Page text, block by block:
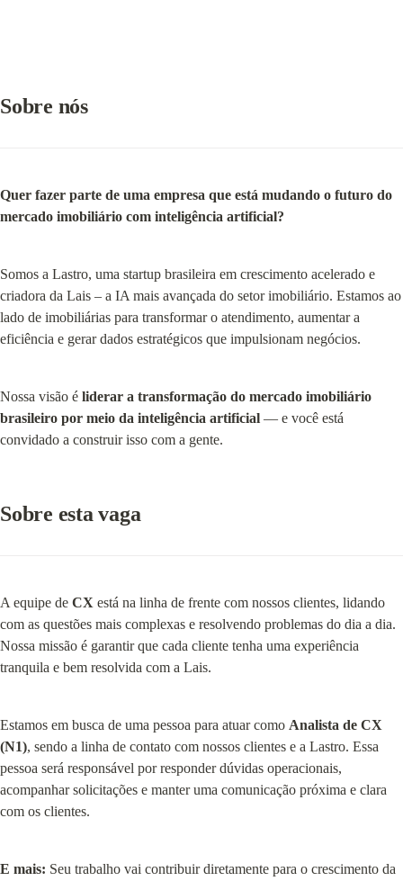
Sobre nós
Quer fazer parte de uma empresa que está mudando o futuro do
mercado imobiliário com inteligência artificial?
Somos a Lastro, uma startup brasileira em crescimento acelerado e
criadora da Lais – a IA mais avançada do setor imobiliário. Estamos ao
lado de imobiliárias para transformar o atendimento, aumentar a
eficiência e gerar dados estratégicos que impulsionam negócios.
Nossa visão é liderar a transformação do mercado imobiliário
brasileiro por meio da inteligência artificial — e você está
convidado a construir isso com a gente.
Sobre esta vaga
A equipe de CX está na linha de frente com nossos clientes, lidando
com as questões mais complexas e resolvendo problemas do dia a dia.
Nossa missão é garantir que cada cliente tenha uma experiência
tranquila e bem resolvida com a Lais.
Estamos em busca de uma pessoa para atuar como Analista de CX
(N1), sendo a linha de contato com nossos clientes e a Lastro. Essa
pessoa será responsável por responder dúvidas operacionais,
acompanhar solicitações e manter uma comunicação próxima e clara
com os clientes.
E mais: Seu trabalho vai contribuir diretamente para o crescimento da